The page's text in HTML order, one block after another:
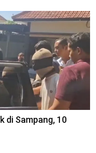
di Sampang, 10